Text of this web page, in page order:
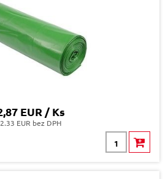
EUR / Ks
2.33 EUR bez DPH